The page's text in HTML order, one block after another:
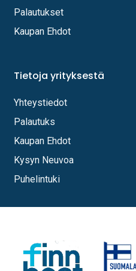
Palautukset
Kaupan Ehdot
Tietoja yrityksestä
Yhteystiedot
Palautuks
Kaupan Ehdot
Kysyn Neuvoa
Puhelintuki